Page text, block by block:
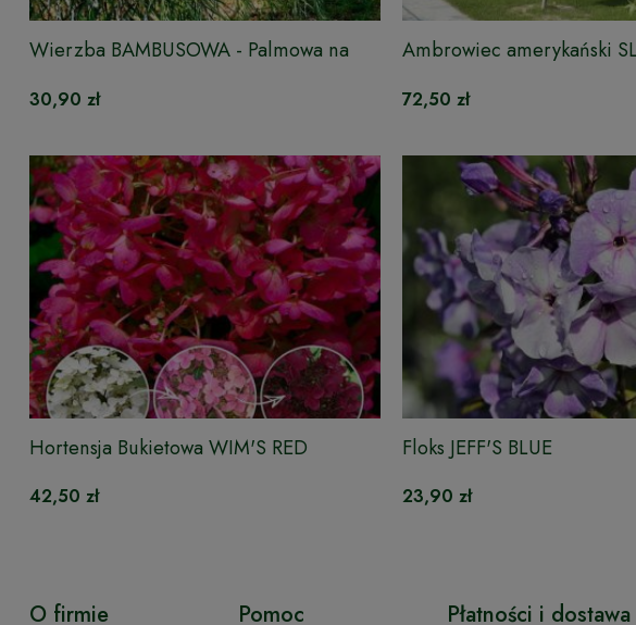
Wierzba BAMBUSOWA - Palmowa na
30,90 zł
Ambrowiec amerykański
72,50 zł
Hortensja Bukietowa WIM'S RED
42,50 zł
Floks JEFF'S BLUE
23,90 zł
O firmie Pomoc Płatności i dostawa